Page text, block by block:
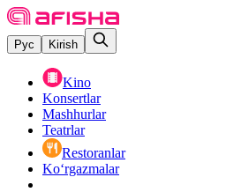
Рус Kirish
Kino
Konsertlar
Mashhurlar
Teatrlar
Restoranlar
Ko‘rgazmalar